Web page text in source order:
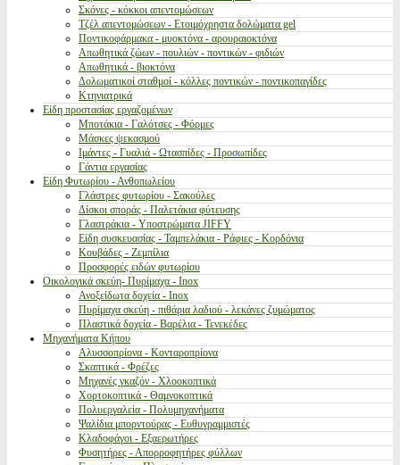
Σκόνες - κόκκοι απεντομώσεων
Τζέλ απεντομώσεων - Ετοιμόχρηστα δολώματα gel
Ποντικοφάρμακα - μυοκτόνα - αρουραιοκτόνα
Απωθητικά ζώων - πουλιών - ποντικών - φιδιών
Απωθητικά - βιοκτόνα
Δολωματικοί σταθμοί - κόλλες ποντικών - ποντικοπαγίδες
Κτηνιατρικά
Είδη προστασίας εργαζομένων
Μποτάκια - Γαλότσες - Φόρμες
Μάσκες ψεκασμού
Ιμάντες - Γυαλιά - Ωτασπίδες - Προσωπίδες
Γάντια εργασίας
Είδη Φυτωρίου - Ανθοπωλείου
Γλάστρες φυτωρίου - Σακούλες
Δίσκοι σποράς - Παλετάκια φύτευσης
Γλαστράκια - Υποστρώματα JIFFY
Είδη συσκευασίας - Ταμπελάκια - Ράφιες - Κορδόνια
Κουβάδες - Ζεμπίλια
Προσφορές ειδών φυτωρίου
Οικολογικά σκεύη- Πυρίμαχα - Inox
Ανοξείδωτα δοχεία - Inox
Πυρίμαχα σκεύη - πιθάρια λαδιού - λεκάνες ζυμώματος
Πλαστικά δοχεία - Βαρέλια - Τενεκέδες
Μηχανήματα Κήπου
Αλυσσοπρίονα - Κονταροπρίονα
Σκαπτικά - Φρέζες
Μηχανές γκαζόν - Χλοοκοπτικά
Χορτοκοπτικά - Θαμνοκοπτικά
Πολυεργαλεία - Πολυμηχανήματα
Ψαλίδια μπορντούρας - Ευθυγραμμιστές
Κλαδοφάγοι - Εξαερωτήρες
Φυσητήρες - Απορροφητήρες φύλλων